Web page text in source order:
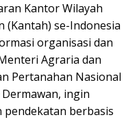
Kantor Wilayah
(Kantah) se-Indonesia
organisasi dan
Agraria dan
Pertanahan Nasional
Dermawan, ingin
berbasis